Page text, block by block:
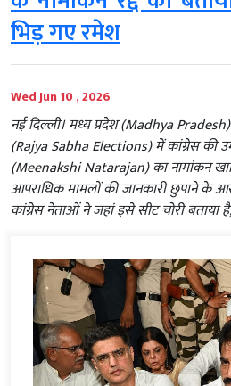
भिड़ गए रमेश
Wed Jun 10 , 2026
नई दिल्ली। मध्य प्रदेश (Madhya
(Rajya Sabha Elections) में कांग्रेस की
(Meenakshi Natarajan) का नामांकन
आपराधिक मामलों की जानकारी छुपाने के
कांग्रेस नेताओं ने जहां इसे सीट चोरी बताया